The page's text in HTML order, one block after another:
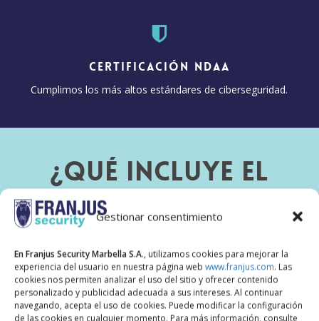
Gestionar consentimiento
En Franjus Security Marbella S.A., utilizamos cookies para mejorar la
experiencia del usuario en nuestra página web www.franjus.com. Las
cookies nos permiten analizar el uso del sitio y ofrecer contenido
personalizado y publicidad adecuada a sus intereses. Al continuar
navegando, acepta el uso de cookies. Puede modificar la configuración
de las cookies en cualquier momento. Para más información, consulte
Certificación NDAA
Cumplimos los más altos estándares de ciberseguridad.
¿Qué incluye el
mantenimiento
Limpieza Profesional